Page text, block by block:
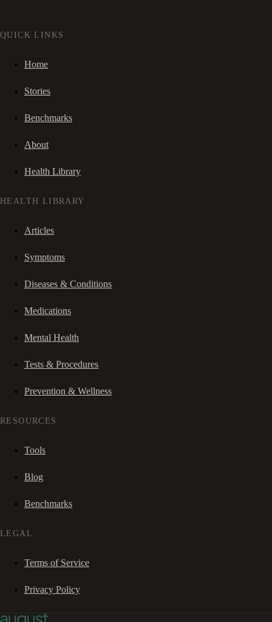
QUICK LINKS
Home
Stories
Benchmarks
About
Health Library
HEALTH LIBRARY
Articles
Symptoms
Diseases & Conditions
Medications
Mental Health
Tests & Procedures
Prevention & Wellness
RESOURCES
Tools
Blog
Benchmarks
LEGAL
Terms of Service
Privacy Policy